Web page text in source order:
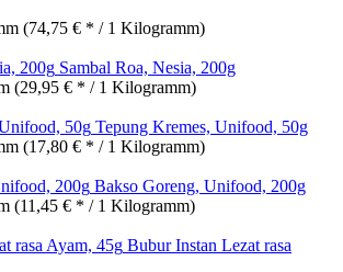
(74,75 € * / 1 Kilogramm)
Sambal Roa, Nesia, 200g
(29,95 € * / 1 Kilogramm)
Tepung Kremes, Unifood, 50g
(17,80 € * / 1 Kilogramm)
Bakso Goreng, Unifood, 200g
(11,45 € * / 1 Kilogramm)
Bubur Instan Lezat rasa